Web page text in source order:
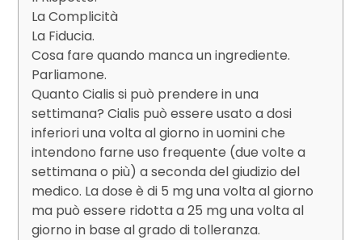
La Complicità
La Fiducia.
Cosa fare quando manca un ingrediente.
Parliamone.
Quanto Cialis si può prendere in una
settimana? Cialis può essere usato a dosi
inferiori una volta al giorno in uomini che
intendono farne uso frequente (due volte a
settimana o più) a seconda del giudizio del
medico. La dose è di 5 mg una volta al giorno
ma può essere ridotta a 25 mg una volta al
giorno in base al grado di tolleranza.